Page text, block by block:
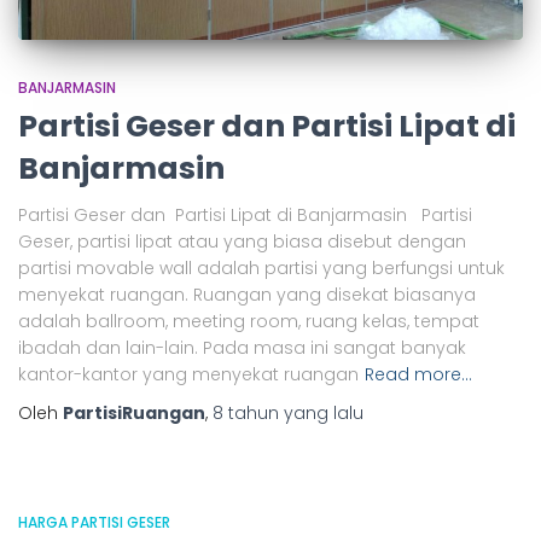
BANJARMASIN
Partisi Geser dan Partisi Lipat di
Banjarmasin
Partisi Geser dan Partisi Lipat di Banjarmasin Partisi
Geser, partisi lipat atau yang biasa disebut dengan
partisi movable wall adalah partisi yang berfungsi untuk
menyekat ruangan. Ruangan yang disekat biasanya
adalah ballroom, meeting room, ruang kelas, tempat
ibadah dan lain-lain. Pada masa ini sangat banyak
kantor-kantor yang menyekat ruangan Read more…
Oleh PartisiRuangan, 8 tahun yang lalu
HARGA PARTISI GESER